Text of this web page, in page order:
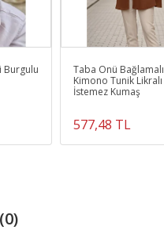
Burgulu
Taba Önü Bağlamalı
Kimono Tunik Likralı Ütü
İstemez Kumaş
577,48 TL